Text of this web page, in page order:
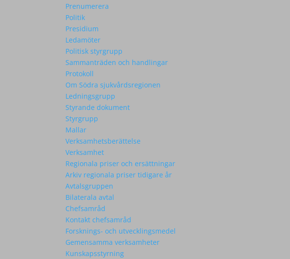
Prenumerera
Politik
Presidium
Ledamöter
Politisk styrgrupp
Sammanträden och handlingar
Protokoll
Om Södra sjukvårdsregionen
Ledningsgrupp
Styrande dokument
Styrgrupp
Mallar
Verksamhetsberättelse
Verksamhet
Regionala priser och ersättningar
Arkiv regionala priser tidigare år
Avtalsgruppen
Bilaterala avtal
Chefsamråd
Kontakt chefsamråd
Forsknings- och utvecklingsmedel
Gemensamma verksamheter
Kunskapsstyrning